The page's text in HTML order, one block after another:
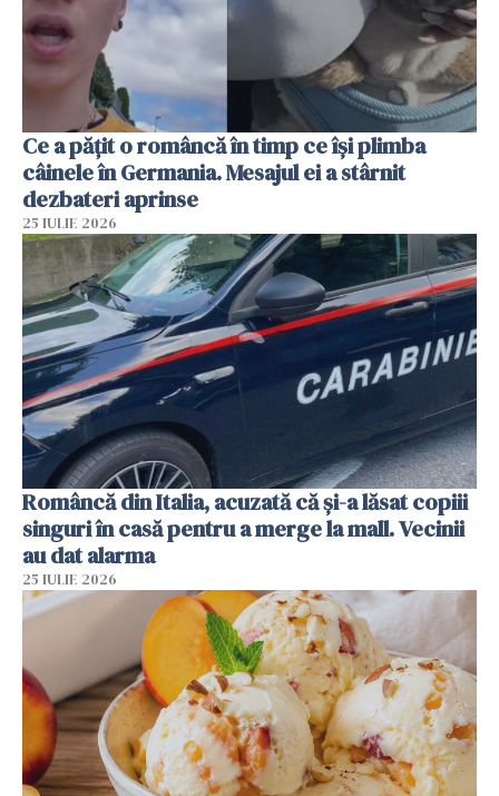
Ce a pățit o româncă în timp ce își plimba
câinele în Germania. Mesajul ei a stârnit
dezbateri aprinse
25 IULIE 2026
Româncă din Italia, acuzată că și-a lăsat copiii
singuri în casă pentru a merge la mall. Vecinii
au dat alarma
25 IULIE 2026